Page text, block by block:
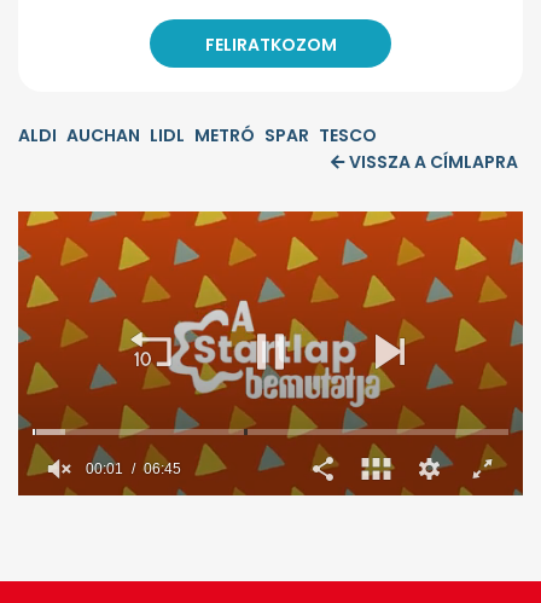
ALDI AUCHAN LIDL METRÓ SPAR TESCO
VISSZA A CÍMLAPRA
minutes,
00:02 06:45